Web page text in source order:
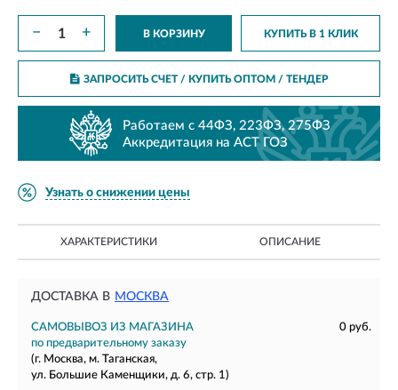
− + В КОРЗИНУ КУПИТЬ В 1 КЛИК
ЗАПРОСИТЬ СЧЕТ / КУПИТЬ ОПТОМ/ ТЕНДЕР
Работаем с 44ФЗ, 223ФЗ, 275ФЗ
Аккредитация на АСТ ГОЗ
Узнать о снижении цены
ХАРАКТЕРИСТИКИ ОПИСАНИЕ
ДОСТАВКА В МОСКВА
САМОВЫВОЗ ИЗ МАГАЗИНА
0 руб.
по предварительному заказу
(г. Москва, м. Таганская,
ул. Большие Каменщики, д. 6, стр. 1)